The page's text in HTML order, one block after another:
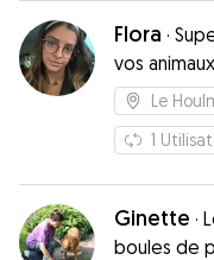
Flora ·
vos animaux
Le
1
Ginette ·
boules de